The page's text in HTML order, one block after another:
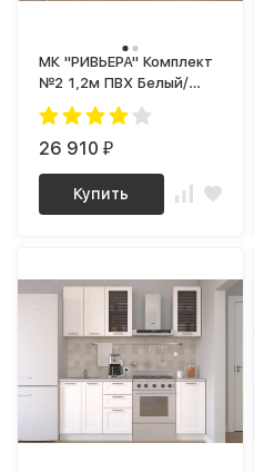
МК "РИВЬЕРА" Комплект
№2 1,2м ПВХ Белый/
корпус Супербелый
(1181 Ш)
26 910₽
Купить